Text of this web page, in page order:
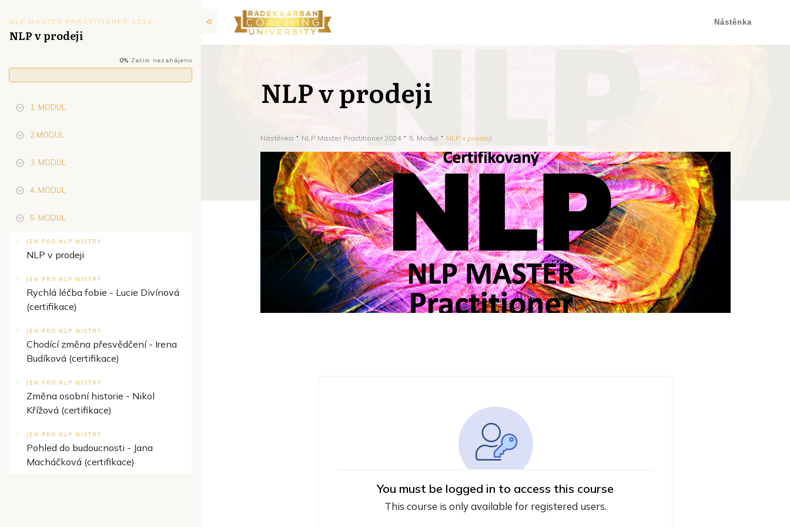
Nástěnka
NLP v prodeji
Nástěnka NLP Master Practitioner 2024 5. Modul NLP v prodeji
You must be logged in to access this course
This course is only available for registered users.
NLP MASTER PRACTITIONER 2024
NLP v prodeji
0% Zatím nezahájeno
1. MODUL
2.MODUL
3. MODUL
4. MODUL
5. MODUL
JEN PRO NLP MISTRY
NLP v prodeji
JEN PRO NLP MISTRY
Rychlá léčba fobie - Lucie Divínová
(certifikace)
JEN PRO NLP MISTRY
Chodící změna přesvědčení - Irena
Budíková (certifikace)
JEN PRO NLP MISTRY
Změna osobní historie - Nikol
Křížová (certifikace)
JEN PRO NLP MISTRY
Pohled do budoucnosti - Jana
Macháčková (certifikace)